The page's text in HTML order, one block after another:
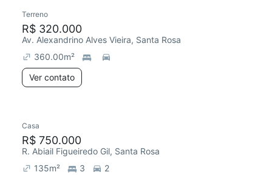
Chegou este mês
Terreno
R$ 320.000
Av. Alexandrino Alves Vieira, Santa Rosa
360.00m²
Ver contato
Casa
R$ 750.000
R. Abiail Figueiredo Gil, Santa Rosa
135m² 3
2